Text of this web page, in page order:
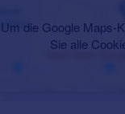
Um die Google Maps-
Sie alle